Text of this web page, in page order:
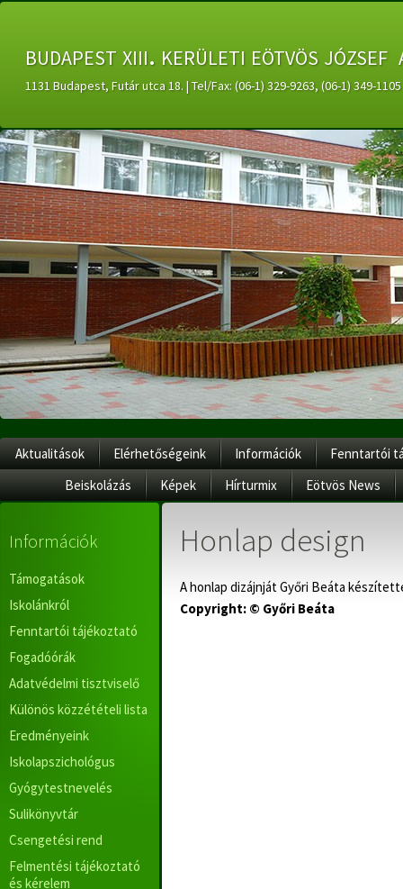
budapest xiii. kerületi eötvös
1131 Budapest, Futár utca 18. | Tel/Fax: (06-1) 329-9263, (06-1) 349-
Aktualitások Elérhetőségeink Információk
Fenntartói
Beiskolázás
Képek Hírturmix Eötvös News
Információk
Támogatások
Iskolánkról
Fenntartói tájékoztató
Fogadóórák
Adatvédelmi tisztviselő
Különös közzétételi lista
Eredményeink
Iskolapszichológus
Gyógytestnevelés
Sulikönyvtár
Csengetési rend
Felmentési tájékoztató
és kérelem
Honlap design
A honlap dizájnját Győri Beáta
Copyright: © Győri Beáta